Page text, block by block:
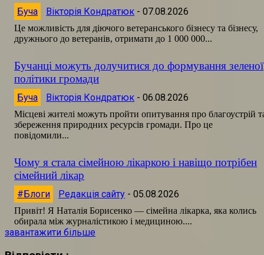
Буча Вікторія Кондратюк - 07.08.2026
Це можливість для діючого ветеранського бізнесу та бізнесу,
дружнього до ветеранів, отримати до 1 000 000...
Бучанці можуть долучитися до формування зеленої
політики громади
Буча Вікторія Кондратюк - 06.08.2026
Місцеві жителі можуть пройти опитування про благоустрій
збереження природних ресурсів громади. Про це
повідомили...
Чому я стала сімейною лікаркою і навіщо потрібен
сімейний лікар
#Блоги Редакція сайту - 05.08.2026
Привіт! Я Наталія Борисенко — сімейна лікарка, яка колись
обирала між журналістикою і медициною....
завантажити більше